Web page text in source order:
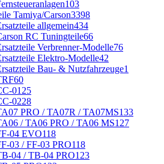
103
Tamiya/Carson3398
allgemein434
RC Tuningteile66
Verbrenner-Modelle76
Elektro-Modelle42
Bau- & Nutzfahrzeuge1
60
01 25
0228
PRO / TA07R / TA07MS133
/ TA06 PRO / TA06 MS127
04 EVO118
03 / FF-03 PRO118
04 / TB-04 PRO123